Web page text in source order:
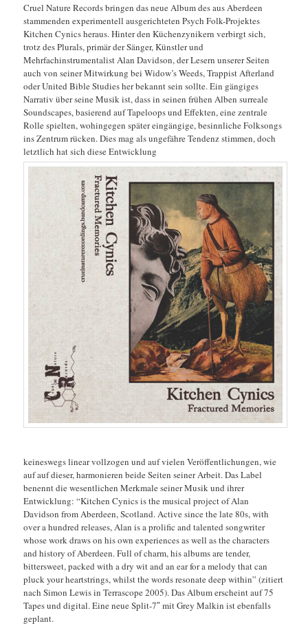
Cruel Nature Records bringen das neue Album des aus Aberdeen
stammenden experimentell ausgerichteten Psych Folk-Projektes
Kitchen Cynics heraus. Hinter den Küchenzynikern verbirgt sich,
trotz des Plurals, primär der Sänger, Künstler und
Mehrfachinstrumentalist Alan Davidson, der Lesern unserer Seiten
auch von seiner Mitwirkung bei Widow’s Weeds, Trappist Afterland
oder United Bible Studies her bekannt sein sollte. Ein gängiges
Narrativ über seine Musik ist, dass in seinen frühen Alben surreale
Soundscapes, basierend auf Tapeloops und Effekten, eine zentrale
Rolle spielten, wohingegen später eingängige, besinnliche Folksongs
ins Zentrum rücken. Dies mag als ungefähre Tendenz stimmen, doch
letztlich hat sich diese Entwicklung
keineswegs linear vollzogen und auf vielen Veröffentlichungen, wie
auf auf dieser, harmonieren beide Seiten seiner Arbeit. Das Label
benennt die wesentlichen Merkmale seiner Musik und ihrer
Entwicklung: “Kitchen Cynics is the musical project of Alan
Davidson from Aberdeen, Scotland. Active since the late 80s, with
over a hundred releases, Alan is a prolific and talented songwriter
whose work draws on his own experiences as well as the characters
and history of Aberdeen. Full of charm, his albums are tender,
bittersweet, packed with a dry wit and an ear for a melody that can
pluck your heartstrings, whilst the words resonate deep within” (zitiert
nach Simon Lewis in Terrascope 2005). Das Album erscheint auf 75
Tapes und digital. Eine neue Split-7″ mit Grey Malkin ist ebenfalls
geplant.